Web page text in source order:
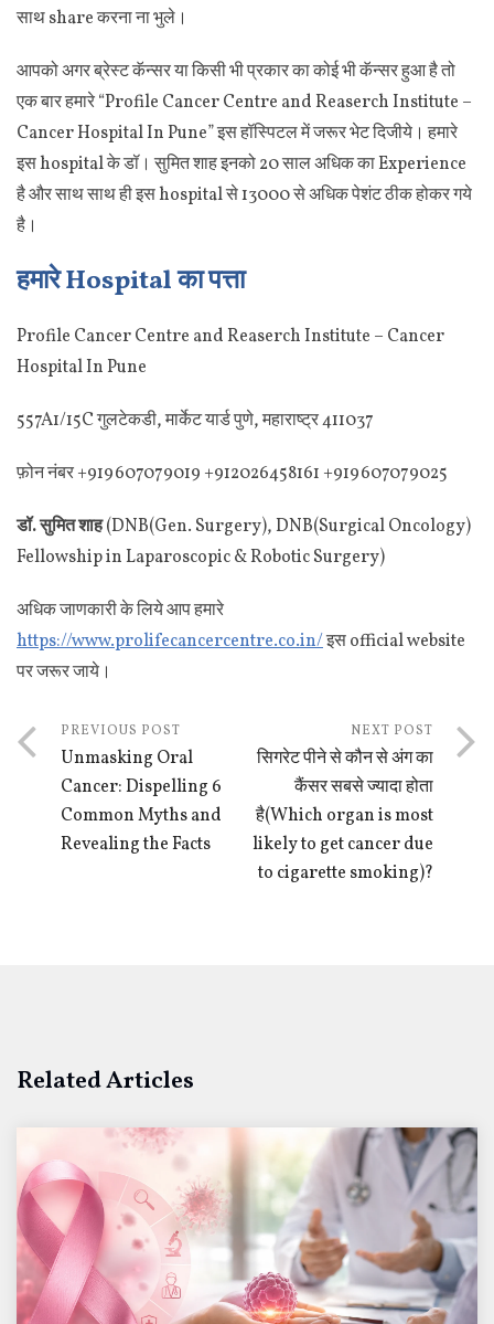
साथ share करना ना भुले।
आपको अगर ब्रेस्ट कॅन्सर या किसी भी प्रकार का कोई भी कॅन्सर हुआ है तो
एक बार हमारे “Profile Cancer Centre and Reaserch Institute –
Cancer Hospital In Pune” इस हॉस्पिटल में जरूर भेट दिजीये। हमारे
इस hospital के डॉ। सुमित शाह इनको 20 साल अधिक का Experience
है और साथ साथ ही इस hospital से 13000 से अधिक पेशंट ठीक होकर गये
है।
हमारे Hospital का पत्ता
Profile Cancer Centre and Reaserch Institute – Cancer
Hospital In Pune
557A1/15C गुलटेकडी, मार्केट यार्ड पुणे, महाराष्ट्र 411037
फ़ोन नंबर+919607079019 +912026458161 +919607079025
डॉ. सुमित शाह(DNB(Gen. Surgery), DNB(Surgical Oncology)
Fellowship in Laparoscopic & Robotic Surgery)
अधिक जाणकारी के लिये आप हमारे
https://www.prolifecancercentre.co.in/इस official website
पर जरूर जाये।
PREVIOUS POST
Unmasking Oral
Cancer: Dispelling 6
Common Myths and
Revealing the Facts
NEXT POST
सिगरेट पीने से कौन से अंग का
कैंसर सबसे ज्यादा होता
है(Which organ is most
likely to get cancer due
to cigarette smoking)?
Related Articles